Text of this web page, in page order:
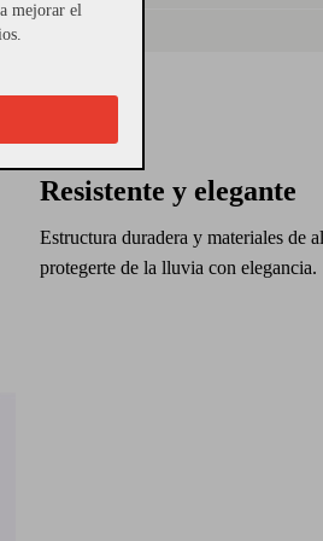
Resistente y elegante
Estructura duradera y materiales de
protegerte de la lluvia con elegancia.
mejorar el